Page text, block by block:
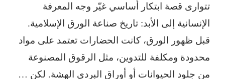
تتوارى قصة ابتكار أساسي غيّر وجه المعرفة
الإنسانية إلى الأبد: تاريخ صناعة الورق الإسلامية.
قبل ظهور الورق، كانت الحضارات تعتمد على مواد
محدودة ومكلفة للتدوين، مثل الرقوق المصنوعة
من جلود الحيوانات أو أوراق البردي الهشة. لكن …